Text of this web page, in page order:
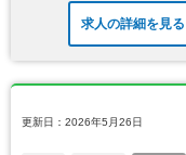
求人の詳細を見る
更新日：2026年5月26日